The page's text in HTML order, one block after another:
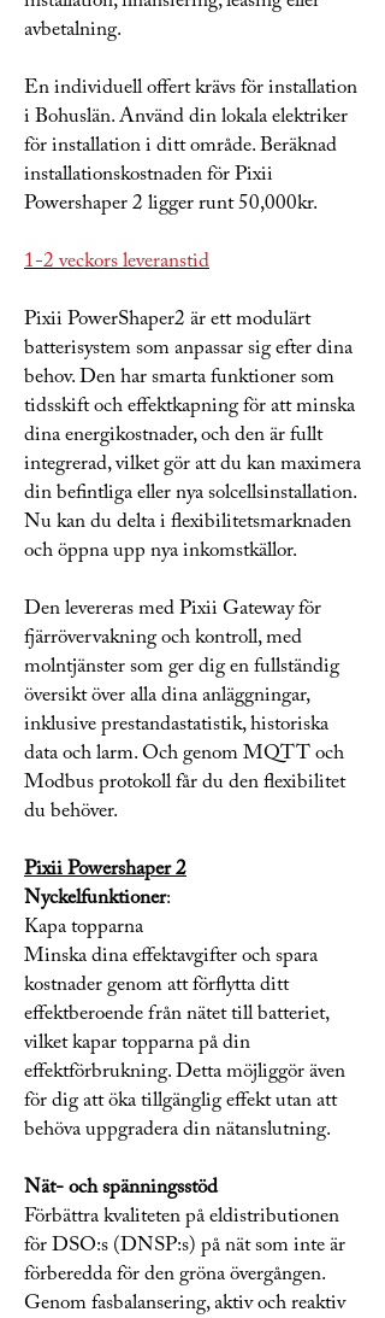
avbetalning.
En individuell offert krävs för installation
i Bohuslän. Använd din lokala elektriker
för installation i ditt område. Beräknad
installationskostnaden för Pixii
Powershaper 2 ligger runt 50,000kr.
1-2 veckors leveranstid
Pixii PowerShaper2 är ett modulärt
batterisystem som anpassar sig efter dina
behov. Den har smarta funktioner som
tidsskift och effektkapning för att minska
dina energikostnader, och den är fullt
integrerad, vilket gör att du kan maximera
din befintliga eller nya solcellsinstallation.
Nu kan du delta i flexibilitetsmarknaden
och öppna upp nya inkomstkällor.
Den levereras med Pixii Gateway för
fjärrövervakning och kontroll, med
molntjänster som ger dig en fullständig
översikt över alla dina anläggningar,
inklusive prestandastatistik, historiska
data och larm. Och genom MQTT och
Modbus protokoll får du den flexibilitet
du behöver.
Pixii Powershaper 2
Nyckelfunktioner:
Kapa topparna
Minska dina effektavgifter och spara
kostnader genom att förflytta ditt
effektberoende från nätet till batteriet,
vilket kapar topparna på din
effektförbrukning. Detta möjliggör även
för dig att öka tillgänglig effekt utan att
behöva uppgradera din nätanslutning.
Nät- och spänningsstöd
Förbättra kvaliteten på eldistributionen
för DSO:s (DNSP:s) på nät som inte är
förberedda för den gröna övergången.
Genom fasbalansering, aktiv och reaktiv